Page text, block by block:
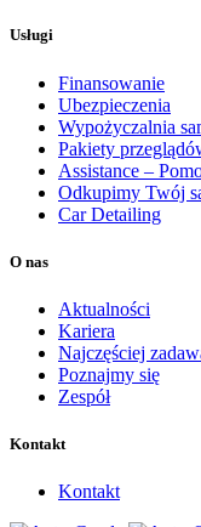
Usługi
Finansowanie
Ubezpieczenia
Wypożyczalnia
Pakiety
Assistance –
Odkupimy Twój
Car Detailing
O nas
Aktualności
Kariera
Najczęściej
Poznajmy się
Zespół
Kontakt
Kontakt